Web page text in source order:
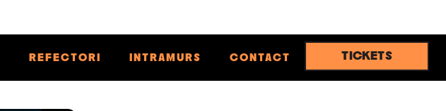
REFECTORI INTRAMURS CONTACT TICKETS